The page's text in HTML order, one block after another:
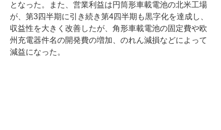
となった。また、営業利益は円筒形車載電池の北米工場
が、第3四半期に引き続き第4四半期も黒字化を達成し、
収益性を大きく改善したが、角形車載電池の固定費や欧
州充電器件名の開発費の増加、のれん減損などによって
減益になった。